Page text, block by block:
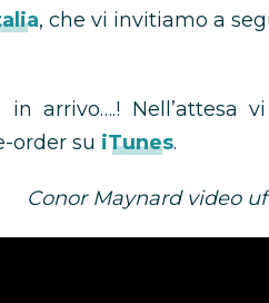
, che vi invitiamo a
in arrivo….! Nell’attesa
order su iTunes.
Conor Maynard video